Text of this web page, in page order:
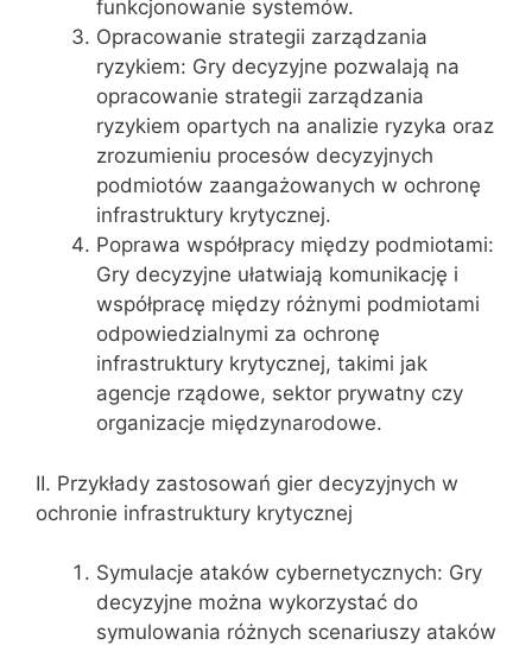
funkcjonowanie systemów.
Opracowanie strategii zarządzania
ryzykiem: Gry decyzyjne pozwalają na
opracowanie strategii zarządzania
ryzykiem opartych na analizie ryzyka oraz
zrozumieniu procesów decyzyjnych
podmiotów zaangażowanych w ochronę
infrastruktury krytycznej.
Poprawa współpracy między podmiotami:
Gry decyzyjne ułatwiają komunikację i
współpracę między różnymi podmiotami
odpowiedzialnymi za ochronę
infrastruktury krytycznej, takimi jak
agencje rządowe, sektor prywatny czy
organizacje międzynarodowe.
II. Przykłady zastosowań gier decyzyjnych w
ochronie infrastruktury krytycznej
Symulacje ataków cybernetycznych: Gry
decyzyjne można wykorzystać do
symulowania różnych scenariuszy ataków